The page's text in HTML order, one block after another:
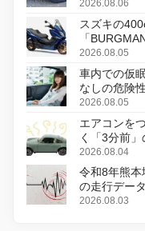
2026.08.06
スズキの
「
変更し、8月
2026.08.05
車内での仮
なしの危険性
2026.08.05
エアコンを
く「3分前
2026.08.04
令和8年熊本
の走行デー
2026.08.03